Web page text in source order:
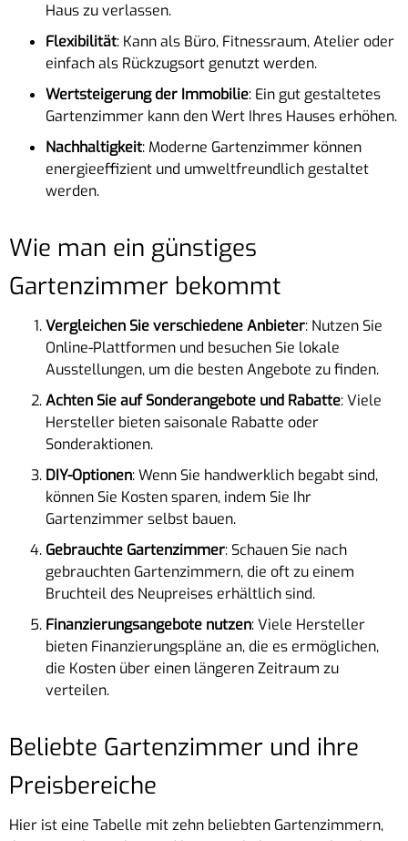
Haus zu verlassen.
Flexibilität: Kann als Büro, Fitnessraum, Atelier oder
einfach als Rückzugsort genutzt werden.
Wertsteigerung der Immobilie: Ein gut gestaltetes
Gartenzimmer kann den Wert Ihres Hauses erhöhen.
Nachhaltigkeit: Moderne Gartenzimmer können
energieeffizient und umweltfreundlich gestaltet
werden.
Wie man ein günstiges
Gartenzimmer bekommt
Vergleichen Sie verschiedene Anbieter: Nutzen Sie
Online-Plattformen und besuchen Sie lokale
Ausstellungen, um die besten Angebote zu finden.
Achten Sie auf Sonderangebote und Rabatte: Viele
Hersteller bieten saisonale Rabatte oder
Sonderaktionen.
DIY-Optionen: Wenn Sie handwerklich begabt sind,
können Sie Kosten sparen, indem Sie Ihr
Gartenzimmer selbst bauen.
Gebrauchte Gartenzimmer: Schauen Sie nach
gebrauchten Gartenzimmern, die oft zu einem
Bruchteil des Neupreises erhältlich sind.
Finanzierungsangebote nutzen: Viele Hersteller
bieten Finanzierungspläne an, die es ermöglichen,
die Kosten über einen längeren Zeitraum zu
verteilen.
Beliebte Gartenzimmer und ihre
Preisbereiche
Hier ist eine Tabelle mit zehn beliebten Gartenzimmern,